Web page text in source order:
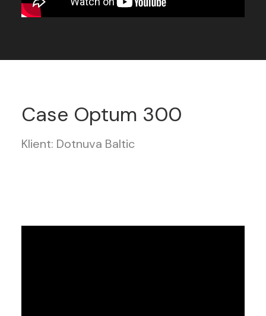
Case Optum 300
Klient: Dotnuva Baltic